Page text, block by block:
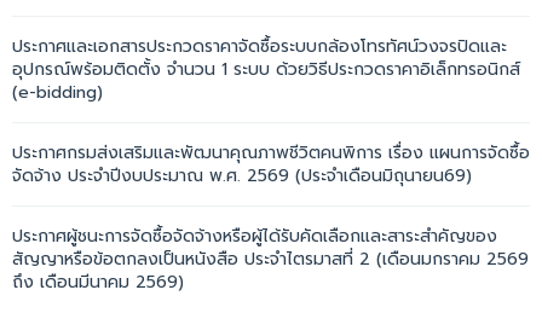
ประกาศและเอกสารประกวดราคาจัดซื้อระบบกล้องโทรทัศน์วงจรปิดและ
อุปกรณ์พร้อมติดตั้ง จำนวน 1 ระบบ ด้วยวิธีประกวดราคาอิเล็กทรอนิกส์
(e-bidding)
ประกาศกรมส่งเสริมและพัฒนาคุณภาพชีวิตคนพิการ เรื่อง แผนการจัดซื้อ
จัดจ้าง ประจำปีงบประมาณ พ.ศ. 2569 (ประจำเดือนมิถุนายน69)
ประกาศผู้ชนะการจัดซื้อจัดจ้างหรือผู้ได้รับคัดเลือกและสาระสำคัญของ
สัญญาหรือข้อตกลงเป็นหนังสือ ประจำไตรมาสที่ 2 (เดือนมกราคม 2569
ถึง เดือนมีนาคม 2569)